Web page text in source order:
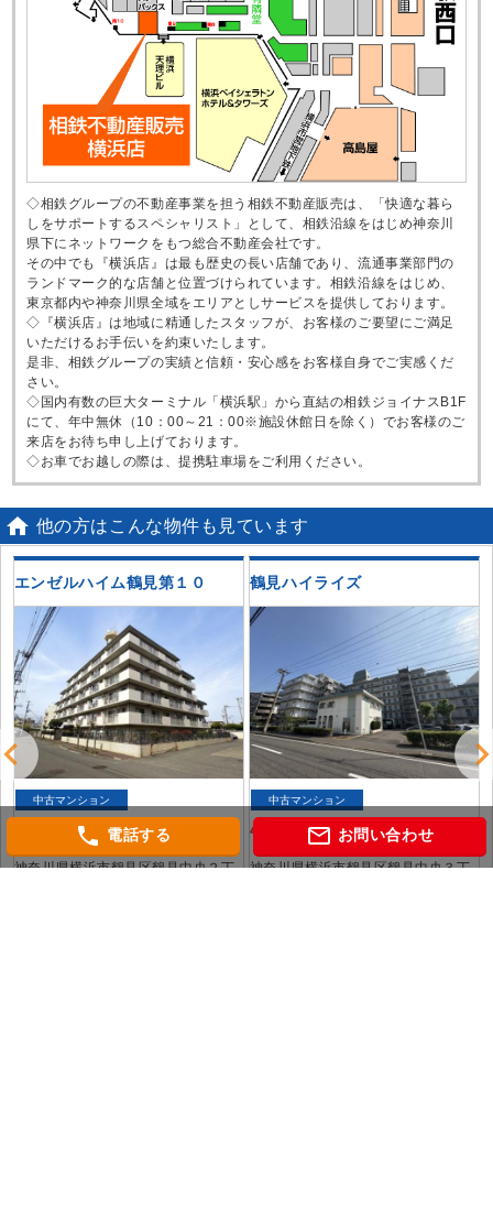
◇相鉄グループの不動産事業を担う相鉄不動産販売は、「快適な暮ら
しをサポートするスペシャリスト」として、相鉄沿線をはじめ神奈川
県下にネットワークをもつ総合不動産会社です。
その中でも『横浜店』は最も歴史の長い店舗であり、流通事業部門の
ランドマーク的な店舗と位置づけられています。相鉄沿線をはじめ、
東京都内や神奈川県全域をエリアとしサービスを提供しております。
◇『横浜店』は地域に精通したスタッフが、お客様のご要望にご満足
いただけるお手伝いを約束いたします。
是非、相鉄グループの実績と信頼・安心感をお客様自身でご実感くだ
さい。
◇国内有数の巨大ターミナル「横浜駅」から直結の相鉄ジョイナスB1F
にて、年中無休（10：00～21：00※施設休館日を除く）でお客様のご
来店をお待ち申し上げております。
◇お車でお越しの際は、提携駐車場をご利用ください。
 他の方はこんな物件も見ています
エンゼルハイム鶴見第１０
中古マンション
万円（税込）
神奈川県横浜市鶴見区鶴見中央２丁
鶴見ハイライズ
中古マンション
4,499 万円（税込）
神奈川県横浜市鶴見区鶴見中央３丁
phone 電話する mail_outline お問い合わせ